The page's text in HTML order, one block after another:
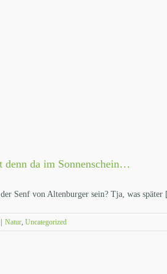
denn da im Sonnenschein…
Senf von Altenburger sein? Tja, was
| Natur Uncategorized